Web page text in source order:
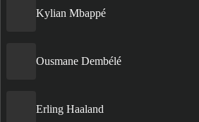
Kylian Mbappé
Ousmane Dembélé
Erling Haaland